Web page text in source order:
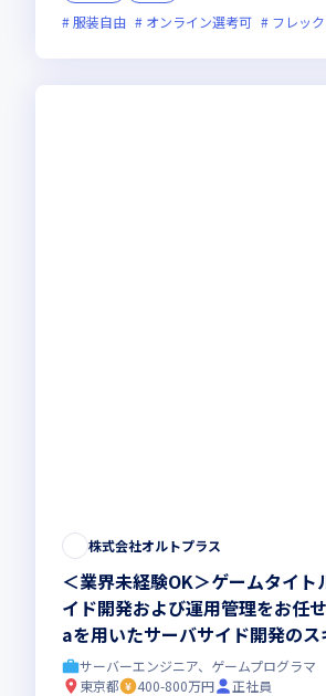
服装自由
オンライン選考可 フレッ
株式会社オルトプラス
＜業界未経験OK＞ゲームタイト
イド開発および運用管理をお任
aを用いたサーバサイド開発の
て、新しいキャリアを築いていき
サーバーエンジニア、ゲームプログラマ
東京都
400-800万円
正社員